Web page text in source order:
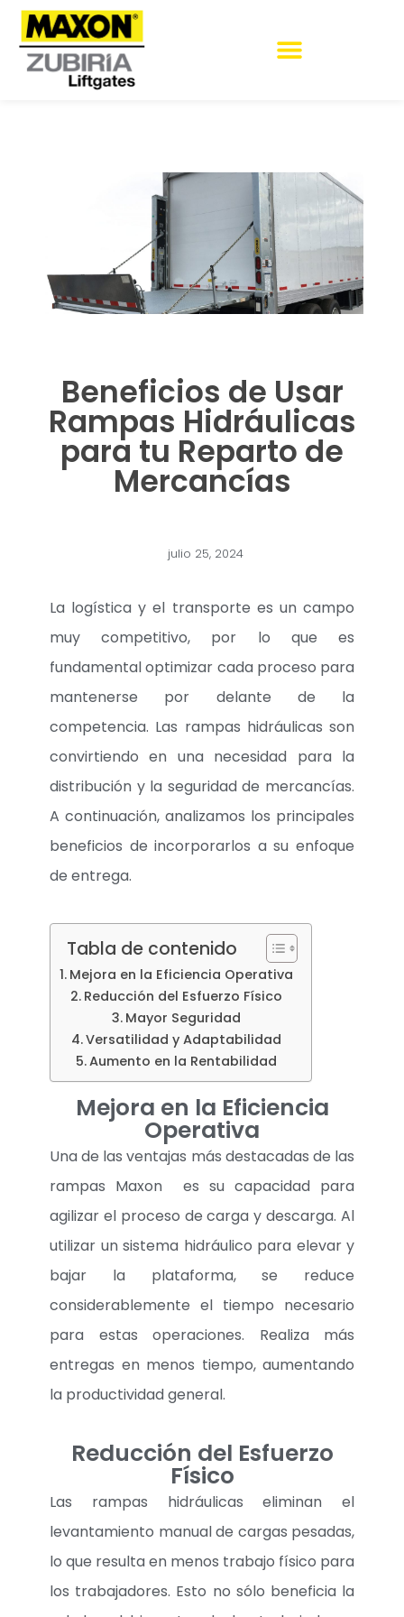
Beneficios de Usar
Rampas Hidráulicas
para tu Reparto de
Mercancías
julio 25, 2024
La logística y el transporte es un campo
muy competitivo, por lo que es
fundamental optimizar cada proceso para
mantenerse por delante de la
competencia. Las rampas hidráulicas son
convirtiendo en una necesidad para la
distribución y la seguridad de mercancías.
A continuación, analizamos los principales
beneficios de incorporarlos a su enfoque
de entrega.
Tabla de contenido
Mejora en la Eficiencia Operativa
Reducción del Esfuerzo Físico
Mayor Seguridad
Versatilidad y Adaptabilidad
Aumento en la Rentabilidad
Mejora en la Eficiencia
Operativa
Una de las ventajas más destacadas de las
rampas Maxon es su capacidad para
agilizar el proceso de carga y descarga. Al
utilizar un sistema hidráulico para elevar y
bajar la plataforma, se reduce
considerablemente el tiempo necesario
para estas operaciones. Realiza más
entregas en menos tiempo, aumentando
la productividad general.
Reducción del Esfuerzo
Físico
Las rampas hidráulicas eliminan el
levantamiento manual de cargas pesadas,
lo que resulta en menos trabajo físico para
los trabajadores. Esto no sólo beneficia la